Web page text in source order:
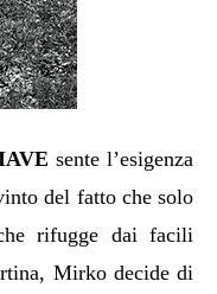
sente l’esigenza
del fatto che solo
rifugge dai facili
Mirko decide di